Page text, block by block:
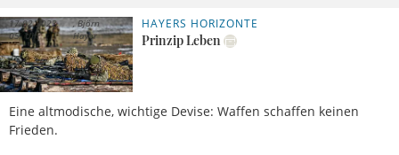
HAYERS HORIZONTE
Prinzip Leben
Eine altmodische, wichtige Devise: Waffen schaffen keinen
Frieden.
17.02.2023,
05 Uhr
Björn
Hayer